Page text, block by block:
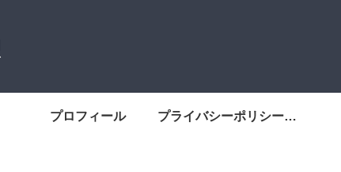
プロフィール プライバシーポリシーについて